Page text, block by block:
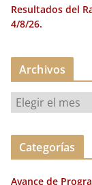
Resultados del
4/8/26.
Archivos
r
c
Categorías
Avance de